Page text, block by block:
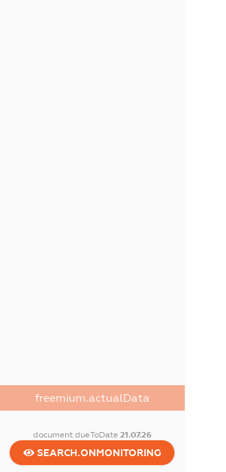
freemium.actualData
document.dueToDate 21.07.26
SEARCH.ONMONITORING